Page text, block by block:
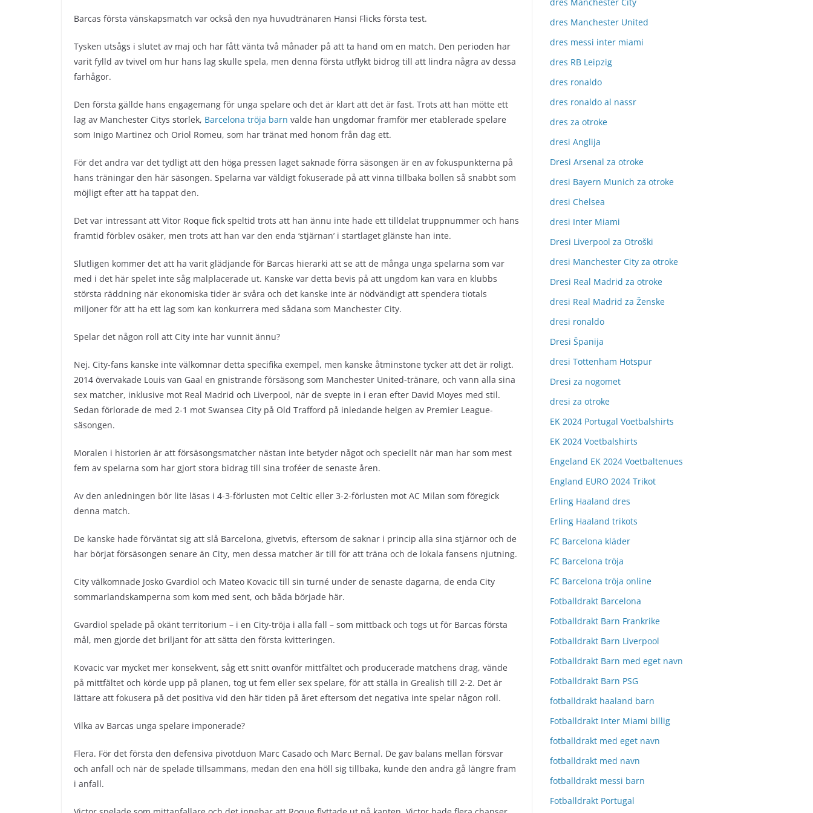
Barcas första vänskapsmatch var också den nya huvudtränaren Hansi Flicks första test.
Tysken utsågs i slutet av maj och har fått vänta två månader på att ta hand om en match. Den perioden har
varit fylld av tvivel om hur hans lag skulle spela, men denna första utflykt bidrog till att lindra några av dessa
farhågor.
Den första gällde hans engagemang för unga spelare och det är klart att det är fast. Trots att han mötte ett
lag av Manchester Citys storlek, Barcelona tröja barn valde han ungdomar framför mer etablerade spelare
som Inigo Martinez och Oriol Romeu, som har tränat med honom från dag ett.
För det andra var det tydligt att den höga pressen laget saknade förra säsongen är en av fokuspunkterna på
hans träningar den här säsongen. Spelarna var väldigt fokuserade på att vinna tillbaka bollen så snabbt som
möjligt efter att ha tappat den.
Det var intressant att Vitor Roque fick speltid trots att han ännu inte hade ett tilldelat truppnummer och hans
framtid förblev osäker, men trots att han var den enda ‘stjärnan’ i startlaget glänste han inte.
Slutligen kommer det att ha varit glädjande för Barcas hierarki att se att de många unga spelarna som var
med i det här spelet inte såg malplacerade ut. Kanske var detta bevis på att ungdom kan vara en klubbs
största räddning när ekonomiska tider är svåra och det kanske inte är nödvändigt att spendera tiotals
miljoner för att ha ett lag som kan konkurrera med sådana som Manchester City.
Spelar det någon roll att City inte har vunnit ännu?
Nej. City-fans kanske inte välkomnar detta specifika exempel, men kanske åtminstone tycker att det är roligt.
2014 övervakade Louis van Gaal en gnistrande försäsong som Manchester United-tränare, och vann alla sina
sex matcher, inklusive mot Real Madrid och Liverpool, när de svepte in i eran efter David Moyes med stil.
Sedan förlorade de med 2-1 mot Swansea City på Old Trafford på inledande helgen av Premier League-
säsongen.
Moralen i historien är att försäsongsmatcher nästan inte betyder något och speciellt när man har som mest
fem av spelarna som har gjort stora bidrag till sina troféer de senaste åren.
Av den anledningen bör lite läsas i 4-3-förlusten mot Celtic eller 3-2-förlusten mot AC Milan som föregick
denna match.
De kanske hade förväntat sig att slå Barcelona, ​​givetvis, eftersom de saknar i princip alla sina stjärnor och de
har börjat försäsongen senare än City, men dessa matcher är till för att träna och de lokala fansens njutning.
City välkomnade Josko Gvardiol och Mateo Kovacic till sin turné under de senaste dagarna, de enda City
sommarlandskamperna som kom med sent, och båda började här.
Gvardiol spelade på okänt territorium – i en City-tröja i alla fall – som mittback och togs ut för Barcas första
mål, men gjorde det briljant för att sätta den första kvitteringen.
Kovacic var mycket mer konsekvent, såg ett snitt ovanför mittfältet och producerade matchens drag, vände
på mittfältet och körde upp på planen, tog ut fem eller sex spelare, för att ställa in Grealish till 2-2. Det är
lättare att fokusera på det positiva vid den här tiden på året eftersom det negativa inte spelar någon roll.
Vilka av Barcas unga spelare imponerade?
Flera. För det första den defensiva pivotduon Marc Casado och Marc Bernal. De gav balans mellan försvar
och anfall och när de spelade tillsammans, medan den ena höll sig tillbaka, kunde den andra gå längre fram
i anfall.
dres Manchester United
dres messi inter miami
dres RB Leipzig
dres ronaldo
dres ronaldo al nassr
dres za otroke
dresi Anglija
Dresi Arsenal za otroke
dresi Bayern Munich za otroke
dresi Chelsea
dresi Inter Miami
Dresi Liverpool za Otroški
dresi Manchester City za otroke
Dresi Real Madrid za otroke
dresi Real Madrid za Ženske
dresi ronaldo
Dresi Španija
dresi Tottenham Hotspur
Dresi za nogomet
dresi za otroke
EK 2024 Portugal Voetbalshirts
EK 2024 Voetbalshirts
Engeland EK 2024 Voetbaltenues
England EURO 2024 Trikot
Erling Haaland dres
Erling Haaland trikots
FC Barcelona kläder
FC Barcelona tröja
FC Barcelona tröja online
Fotballdrakt Barcelona
Fotballdrakt Barn Frankrike
Fotballdrakt Barn Liverpool
Fotballdrakt Barn med eget navn
Fotballdrakt Barn PSG
fotballdrakt haaland barn
Fotballdrakt Inter Miami billig
fotballdrakt med eget navn
fotballdrakt med navn
fotballdrakt messi barn
Fotballdrakt Portugal